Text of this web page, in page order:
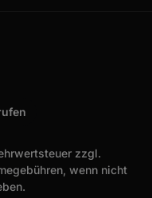
zzgl.
wenn nicht